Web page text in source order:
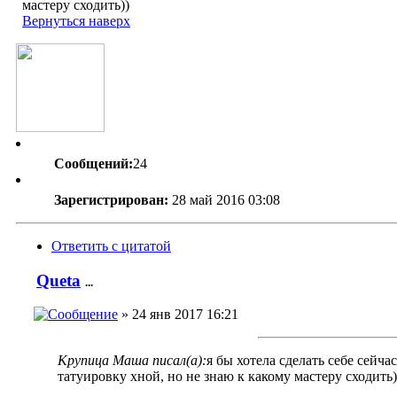
мастеру сходить))
Вернуться наверх
Сообщений:24
Зарегистрирован: 28 май 2016 03:08
Ответить с цитатой
Queta ...
» 24 янв 2017 16:21
Крупица Маша писал(а):я бы хотела сделать себе сейчас
татуировку хной, но не знаю к какому мастеру